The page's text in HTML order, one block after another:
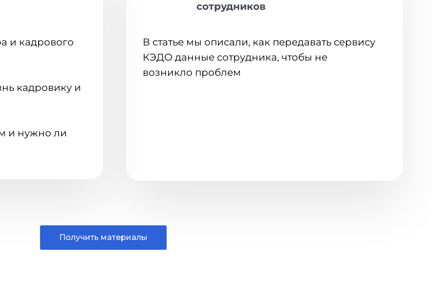
сотрудников
Получить материалы
и кадрового
кадровику и
и нужно ли
В статье мы описали, как передавать сервису
КЭДО данные сотрудника, чтобы не
возникло проблем